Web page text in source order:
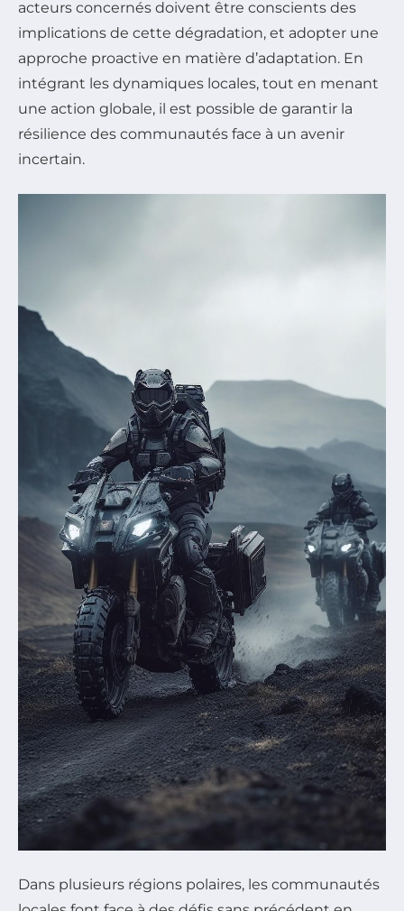
acteurs concernés doivent être conscients des
implications de cette dégradation, et adopter une
approche proactive en matière d’adaptation. En
intégrant les dynamiques locales, tout en menant
une action globale, il est possible de garantir la
résilience des communautés face à un avenir
incertain.
Dans plusieurs régions polaires, les communautés